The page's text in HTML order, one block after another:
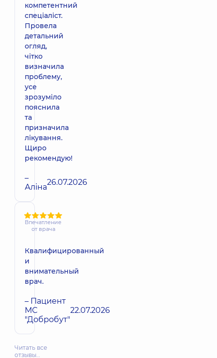
компетентний
спеціаліст.
Провела
детальний
огляд,
чітко
визначила
проблему,
усе
зрозуміло
пояснила
та
призначила
лікування.
Щиро
рекомендую!
–
Аліна26.07.2026
Впечатление
от врача
Квалифицированный
и
внимательный
врач.
– Пациент
МС
"Добробут"
22.07.2026
Читать все
отзывы…